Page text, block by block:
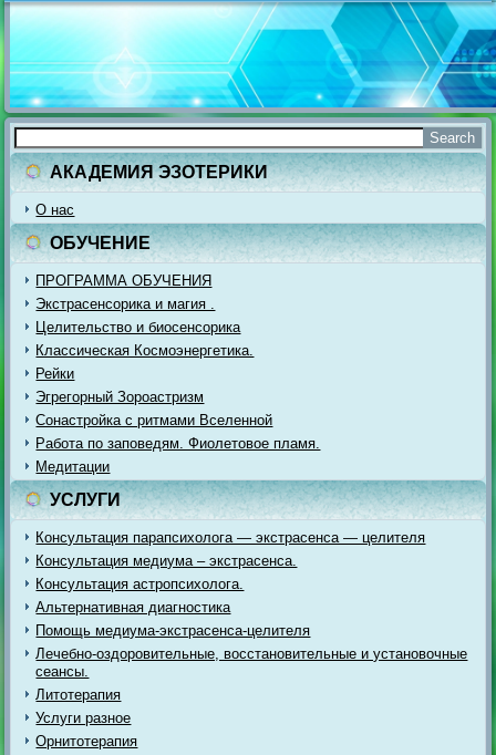
АКАДЕМИЯ ЭЗОТЕРИКИ
О нас
ОБУЧЕНИЕ
ПРОГРАММА ОБУЧЕНИЯ
Экстрасенсорика и магия .
Целительство и биосенсорика
Классическая Космоэнергетика.
Рейки
Эгрегорный Зороастризм
Сонастройка с ритмами Вселенной
Работа по заповедям. Фиолетовое пламя.
Медитации
УСЛУГИ
Консультация парапсихолога — экстрасенса — целителя
Консультация медиума – экстрасенса.
Консультация астропсихолога.
Альтернативная диагностика
Помощь медиума-экстрасенса-целителя
Лечебно-оздоровительные, восстановительные и установочные
сеансы.
Литотерапия
Услуги разное
Орнитотерапия